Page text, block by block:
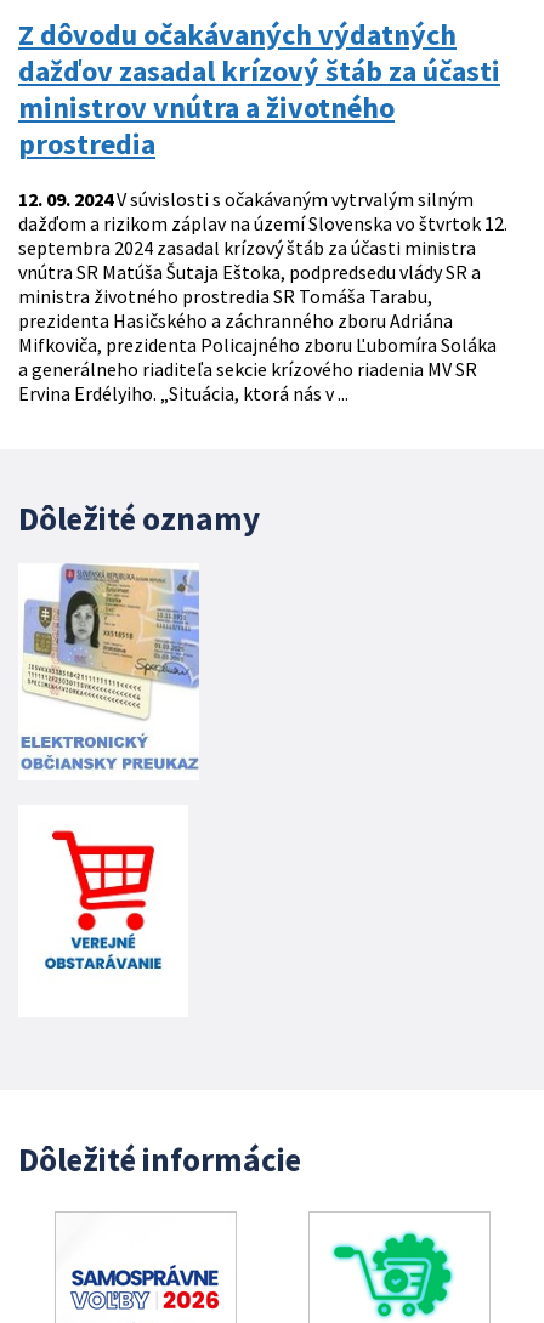
Z dôvodu očakávaných výdatných
dažďov zasadal krízový štáb za účasti
ministrov vnútra a životného
prostredia
12. 09. 2024V súvislosti s očakávaným vytrvalým silným
dažďom a rizikom záplav na území Slovenska vo štvrtok 12.
septembra 2024 zasadal krízový štáb za účasti ministra
vnútra SR Matúša Šutaja Eštoka, podpredsedu vlády SR a
ministra životného prostredia SR Tomáša Tarabu,
prezidenta Hasičského a záchranného zboru Adriána
Mifkoviča, prezidenta Policajného zboru Ľubomíra Soláka
a generálneho riaditeľa sekcie krízového riadenia MV SR
Ervina Erdélyiho. „Situácia, ktorá nás v ...
Dôležité oznamy
Dôležité informácie